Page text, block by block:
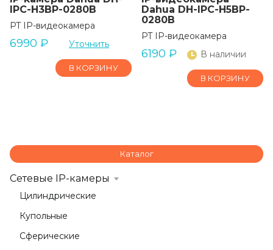
IPC-H3BP-0280B
PT IP-видеокамера
6990 ₽ Уточнить
В КОРЗИНУ
Dahua DH-IPC-H5BP-
0280B
PT IP-видеокамера
6190 ₽ В наличии
В КОРЗИНУ
Каталог
Сетевые IP-камеры
Цилиндрические
Купольные
Сферические